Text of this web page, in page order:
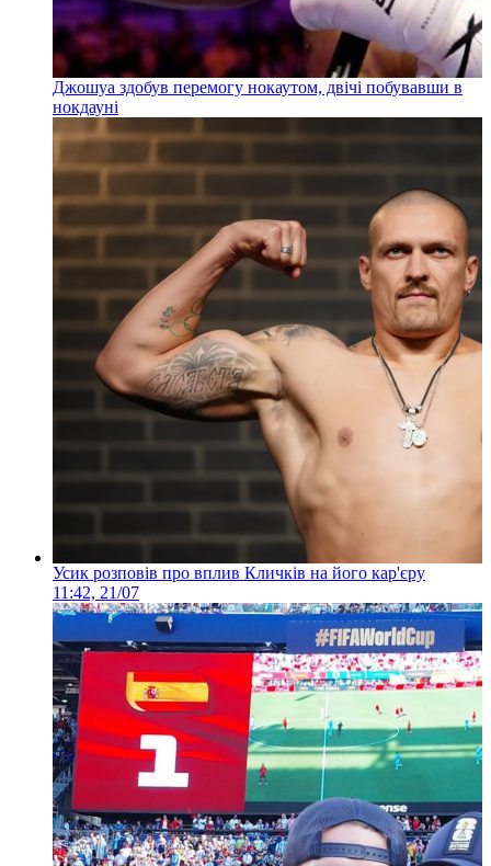
Джошуа здобув перемогу нокаутом, двічі побувавши в
нокдауні
Усик розповів про вплив Кличків на його кар'єру
11:42, 21/07